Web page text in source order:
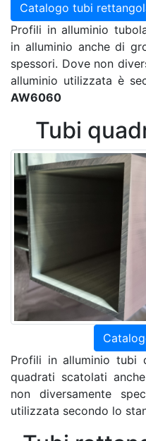
Catalogo tubi
Profili in alluminio
in alluminio anche di
spessori. Dove non
alluminio utilizzata è
AW6060
Tubi
Profili in alluminio tubi
quadrati scatolati
non diversamente
utilizzata secondo lo